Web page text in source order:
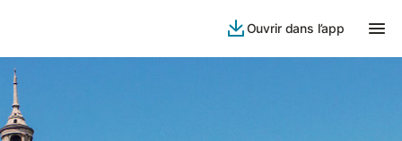
Ouvrir dans l’app